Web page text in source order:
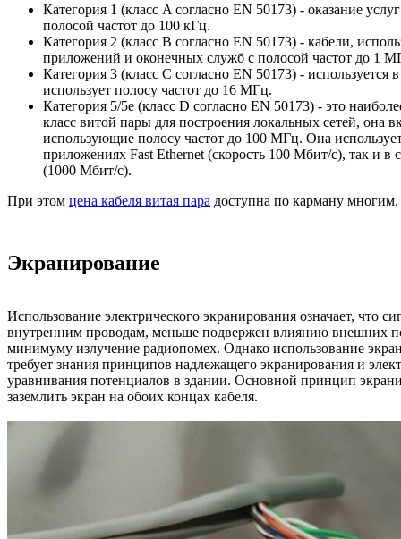
Категория 1 (класс A согласно EN 50173) - оказание
полосой частот до 100 кГц.
Категория 2 (класс B согласно EN 50173) - кабели,
приложений и оконечных служб с полосой частот до 1
Категория 3 (класс C согласно EN 50173) - используется
использует полосу частот до 16 МГц.
Категория 5/5e (класс D согласно EN 50173) - это
класс витой пары для построения локальных сетей, она
использующие полосу частот до 100 МГц. Она
приложениях Fast Ethernet (скорость 100 Мбит/с), так и в
(1000 Мбит/с).
При этом цена кабеля витая пара доступна по карману многим.
Экранирование
Использование электрического экранирования означает, что
внутренним проводам, меньше подвержен влиянию внешних
минимуму излучение радиопомех. Однако использование
требует знания принципов надлежащего экранирования и
уравнивания потенциалов в здании. Основной принцип
заземлить экран на обоих концах кабеля.